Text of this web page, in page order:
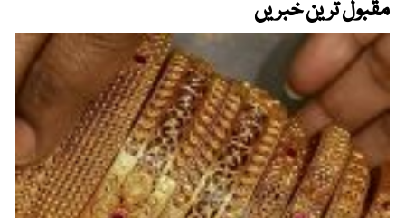
مقبول ترین خبریں